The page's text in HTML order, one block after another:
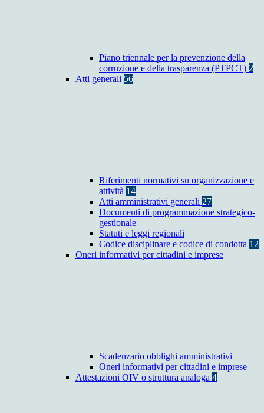
Piano triennale per la prevenzione della
corruzione e della trasparenza (PTPCT) 2
Atti generali 56
Riferimenti normativi su organizzazione e
attività 14
Atti amministrativi generali 27
Documenti di programmazione strategico-
gestionale
Statuti e leggi regionali
Codice disciplinare e codice di condotta 12
Oneri informativi per cittadini e imprese
Scadenzario obblighi amministrativi
Oneri informativi per cittadini e imprese
Attestazioni OIV o struttura analoga 4